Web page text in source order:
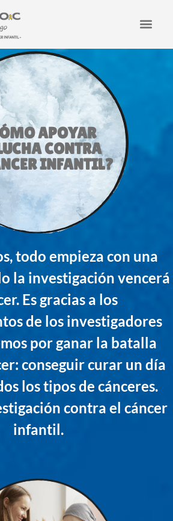
APOYAR
CONTRA
INFANTIL?
todo empieza con una
la investigación vencerá
Es gracias a los
de los investigadores
por ganar la batalla
conseguir curar un día
los tipos de cánceres.
contra el cáncer
infantil.